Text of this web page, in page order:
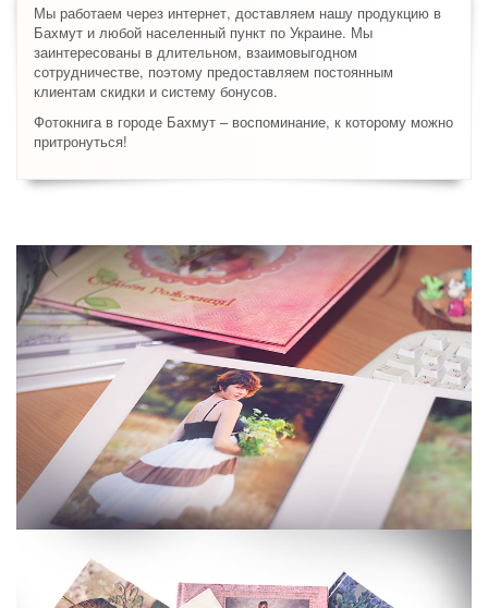
Мы работаем через интернет, доставляем нашу продукцию в
Бахмут и любой населенный пункт по Украине. Мы
заинтересованы в длительном, взаимовыгодном
сотрудничестве, поэтому предоставляем постоянным
клиентам скидки и систему бонусов.
Фотокнига в городе Бахмут – воспоминание, к которому можно
притронуться!